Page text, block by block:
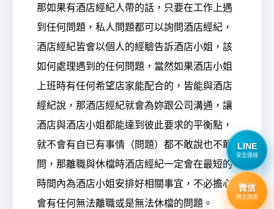
那如果有酒店經紀人帶的話，只要在工作上遇
到任何問題，私人問題都可以詢問酒店經紀，
酒店經紀皆會以個人的經驗告訴酒店小姐，該
如何處理遇到的任何問題，當然如果酒店小姐
上班時有任何希望店家能配合的，皆能與酒店
經紀說，那酒店經紀就會為妳跟公司溝通，讓
酒店與酒店小姐都能達到彼此要求的平衡點，
就不會有自已有事情（問題）都不敢說也不敢
問，那離職與休檔時酒店經紀一定會在最短的
時間內為酒店小姐安排好相關事宜，不必擔心
會有任何無法離職或是無法休檔的問題。
LINE
安全連線
微信
線上加友